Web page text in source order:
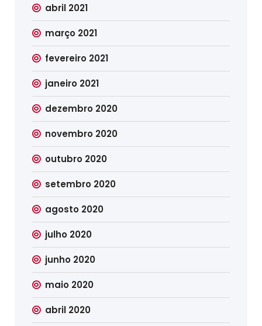
abril 2021
março 2021
fevereiro 2021
janeiro 2021
dezembro 2020
novembro 2020
outubro 2020
setembro 2020
agosto 2020
julho 2020
junho 2020
maio 2020
abril 2020